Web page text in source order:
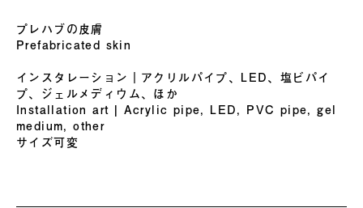
プレハブの皮膚
Prefabricated skin
インスタレーション｜アクリルパイプ、LED、塩ビパイ
プ、ジェルメディウム、ほか
Installation art | Acrylic pipe, LED, PVC pipe, gel
medium, other
サイズ可変